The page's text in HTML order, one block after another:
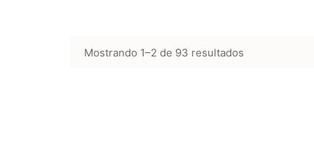
Mostrando 1–2 de 93 resultados